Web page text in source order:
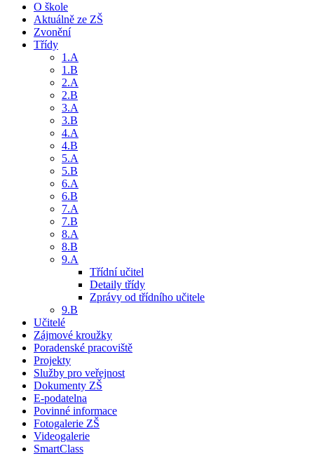
O škole
Aktuálně ze ZŠ
Zvonění
Třídy
1.A
1.B
2.A
2.B
3.A
3.B
4.A
4.B
5.A
5.B
6.A
6.B
7.A
7.B
8.A
8.B
9.A
Třídní učitel
Detaily třídy
Zprávy od třídního učitele
9.B
Učitelé
Zájmové kroužky
Poradenské pracoviště
Projekty
Služby pro veřejnost
Dokumenty ZŠ
E-podatelna
Povinné informace
Fotogalerie ZŠ
Videogalerie
SmartClass